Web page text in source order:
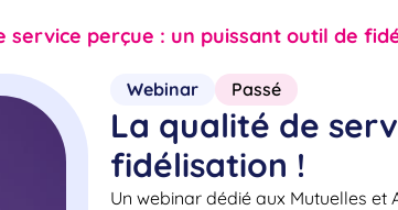
service perçue : un puissant outil de
Webinar Passé
La qualité de
fidélisation !
Un webinar dédié aux Mutuelles et